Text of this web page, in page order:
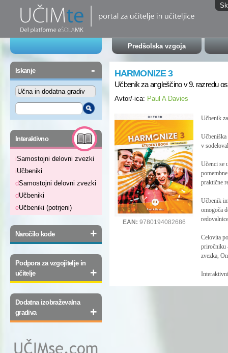
Predšolska vzgoja
Iskanje -
Interaktivno -
iSamostojni delovni zvezki
iUčbeniki
dSamostojni delovni zvezki
dUčbeniki
eUčbeniki (potrjeni)
Naročilo kode +
Podpora za vzgojitelje in
učitelje
+
Dodatna izobraževalna
gradiva
+
HARMONIZE 3
Učbenik za angleščino v 9. razredu
Avtor/-ica: Paul A Davies
EAN: 9780194082686
Učbenik
v
Učenci se
praktične
Učbenik
omogoča
Celovita
priročniku
zvezka,